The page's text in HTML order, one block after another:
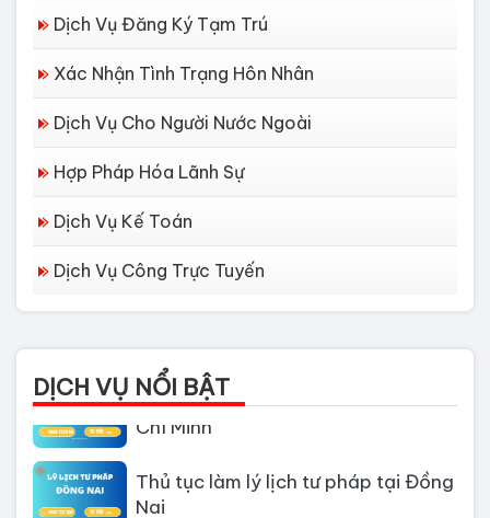
Dịch Vụ Đăng Ký Tạm Trú
Xác Nhận Tình Trạng Hôn Nhân
Dịch Vụ Cho Người Nước Ngoài
Hợp Pháp Hóa Lãnh Sự
Dịch Vụ Kế Toán
Dịch Vụ Công Trực Tuyến
DỊCH VỤ NỔI BẬT
Dịch vụ làm Lý lịch tư pháp tại Đà
Thủ tục làm Lý Lịch Tư Pháp tại Hồ
Thủ tục làm lý lịch tư pháp tại Đồng
Nai